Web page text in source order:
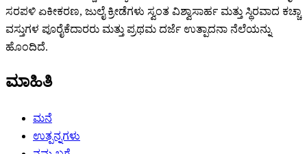
ಸರಪಳಿ ಏಕೀಕರಣ, ಜುಲೈ ಕ್ರೀಡೆಗಳು ಸ್ವಂತ ವಿಶ್ವಾಸಾರ್ಹ ಮತ್ತು ಸ್ಥಿರವಾದ ಕಚ್ಚಾ
ವಸ್ತುಗಳ ಪೂರೈಕೆದಾರರು ಮತ್ತು ಪ್ರಥಮ ದರ್ಜೆ ಉತ್ಪಾದನಾ ನೆಲೆಯನ್ನು
ಹೊಂದಿದೆ.
ಮಾಹಿತಿ
ಮನೆ
ಉತ್ಪನ್ನಗಳು